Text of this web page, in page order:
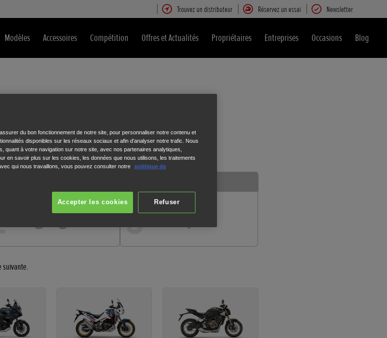
Modèles Accessoires Compétition Offres et Actualités Propriétaires Entreprises Occasions Blog
Trouvez un distributeur Réservez un essai Newsletter
les catégories.
3
suivante.
du bon fonctionnement de notre site, pour personnaliser notre contenu et
disponibles sur les réseaux sociaux et afin d’analyser notre trafic. Nous
quant à votre navigation sur notre site, avec nos partenaires analytiques,
en savoir plus sur les cookies, les données que nous utilisons, les traitements
qui nous travaillons, vous pouvez consulter notre
politique de
Refuser
Accepter les cookies